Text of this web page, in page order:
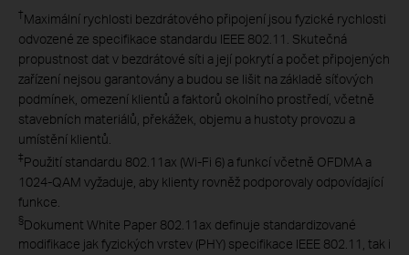
†Maximální rychlosti bezdrátového připojení jsou fyzické rychlosti
odvozené ze specifikace standardu IEEE 802.11. Skutečná
propustnost dat v bezdrátové síti a její pokrytí a počet připojených
zařízení nejsou garantovány a budou se lišit na základě síťových
podmínek, omezení klientů a faktorů okolního prostředí, včetně
stavebních materiálů, překážek, objemu a hustoty provozu a
umístění klientů.
‡Použití standardu 802.11ax (Wi-Fi 6) a funkcí včetně OFDMA a
1024-QAM vyžaduje, aby klienty rovněž podporovaly odpovídající
funkce.
§Dokument White Paper 802.11ax definuje standardizované
modifikace jak fyzických vrstev (PHY) specifikace IEEE 802.11, tak i